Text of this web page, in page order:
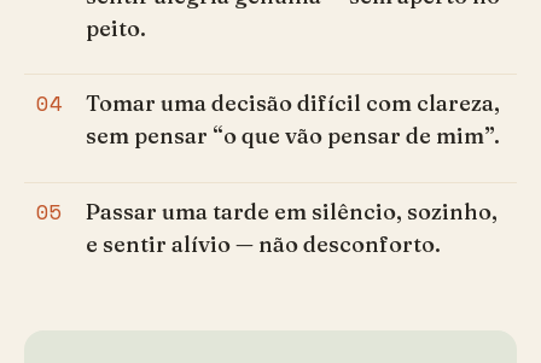
peito.
04
Tomar uma decisão difícil com clareza,
sem pensar “o que vão pensar de mim”.
05
Passar uma tarde em silêncio, sozinho,
e sentir alívio — não desconforto.